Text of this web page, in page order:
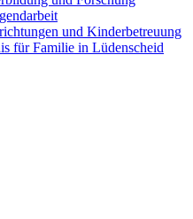
und Kinderbetreuung
für Familie in Lüdenscheid